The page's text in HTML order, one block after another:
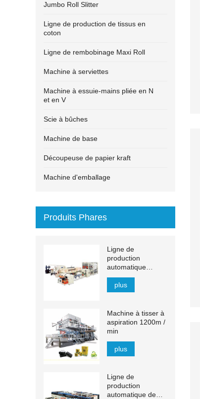
Jumbo Roll Slitter
Ligne de production de tissus en
coton
Ligne de rembobinage Maxi Roll
Machine à serviettes
Machine à essuie-mains pliée en N
et en V
Scie à bûches
Machine de base
Découpeuse de papier kraft
Machine d'emballage
Produits Phares
Ligne de
production
automatique
d'essuie-mains en
papier à transfert
MJN-PL
plus
Machine à tisser à
aspiration 1200m /
min
plus
Ligne de
production
automatique de